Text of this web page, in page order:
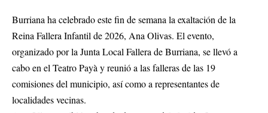
Burriana ha celebrado este fin de semana la exaltación de la
Reina Fallera Infantil de 2026, Ana Olivas. El evento,
organizado por la Junta Local Fallera de Burriana, se llevó a
cabo en el Teatro Payà y reunió a las falleras de las 19
comisiones del municipio, así como a representantes de
localidades vecinas.